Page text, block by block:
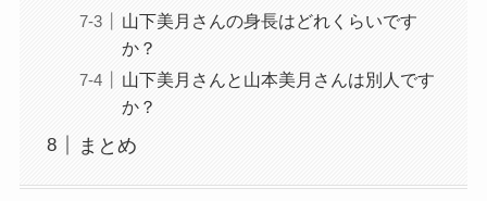
山下美月さんの身長はどれくらいです
か？
山下美月さんと山本美月さんは別人です
か？
まとめ